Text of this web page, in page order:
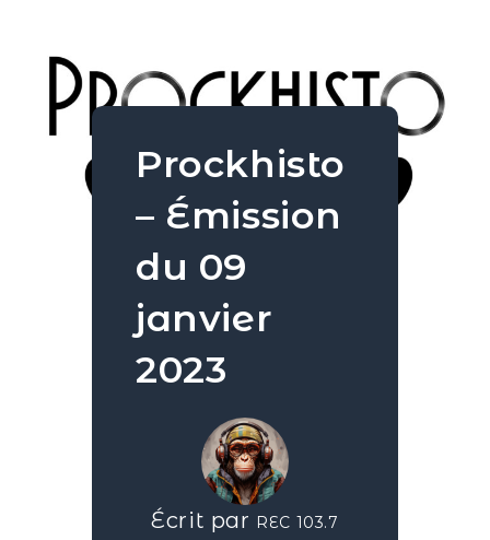
Prockhisto
– Émission
du 09
janvier
2023
Écrit par REC 103.7